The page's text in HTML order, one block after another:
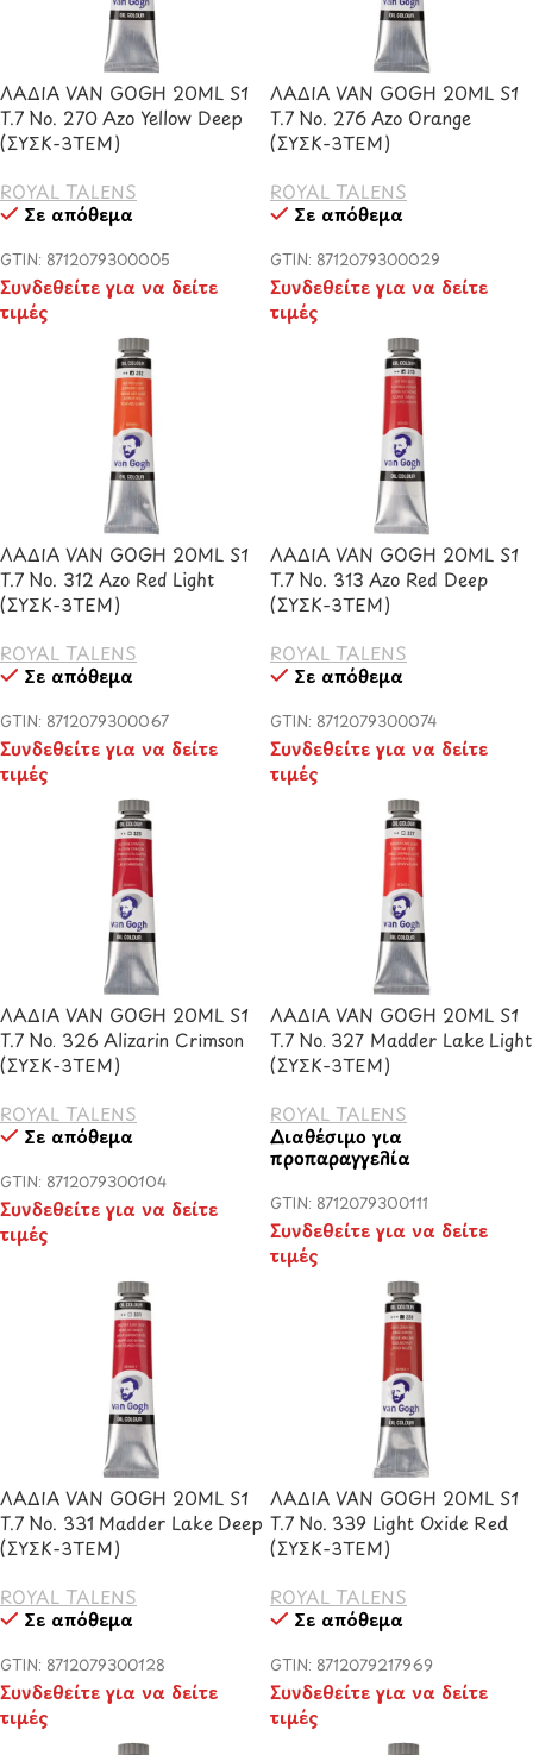
ΛΑΔΙΑ VAN GOGH 20ML S1
T.7 No. 270 Azo Yellow Deep
(ΣΥΣΚ-3ΤΕΜ)
ROYAL TALENS
Σε απόθεμα
GTIN: 8712079300005
Συνδεθείτε για να δείτε
τιμές
ΛΑΔΙΑ VAN GOGH 20ML S1
T.7 No. 276 Azo Orange
(ΣΥΣΚ-3ΤΕΜ)
ROYAL TALENS
Σε απόθεμα
GTIN: 8712079300029
Συνδεθείτε για να δείτε
τιμές
ΛΑΔΙΑ VAN GOGH 20ML S1
T.7 No. 312 Azo Red Light
(ΣΥΣΚ-3ΤΕΜ)
ROYAL TALENS
Σε απόθεμα
GTIN: 8712079300067
Συνδεθείτε για να δείτε
τιμές
ΛΑΔΙΑ VAN GOGH 20ML S1
T.7 No. 313 Azo Red Deep
(ΣΥΣΚ-3ΤΕΜ)
ROYAL TALENS
Σε απόθεμα
GTIN: 8712079300074
Συνδεθείτε για να δείτε
τιμές
ΛΑΔΙΑ VAN GOGH 20ML S1
T.7 No. 326 Alizarin Crimson
(ΣΥΣΚ-3ΤΕΜ)
ROYAL TALENS
Σε απόθεμα
GTIN: 8712079300104
Συνδεθείτε για να δείτε
τιμές
ΛΑΔΙΑ VAN GOGH 20ML S1
T.7 No. 327 Madder Lake Light
(ΣΥΣΚ-3ΤΕΜ)
ROYAL TALENS
Διαθέσιμο για
προπαραγγελία
GTIN: 8712079300111
Συνδεθείτε για να δείτε
τιμές
ΛΑΔΙΑ VAN GOGH 20ML S1
T.7 No. 331 Madder Lake Deep
(ΣΥΣΚ-3ΤΕΜ)
ROYAL TALENS
Σε απόθεμα
GTIN: 8712079300128
Συνδεθείτε για να δείτε
τιμές
ΛΑΔΙΑ VAN GOGH 20ML S1
T.7 No. 339 Light Oxide Red
(ΣΥΣΚ-3ΤΕΜ)
ROYAL TALENS
Σε απόθεμα
GTIN: 8712079217969
Συνδεθείτε για να δείτε
τιμές